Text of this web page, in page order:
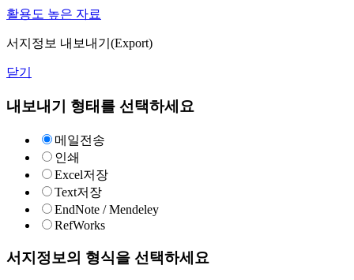
활용도 높은 자료
서지정보 내보내기(Export)
닫기
내보내기 형태를 선택하세요
메일전송
인쇄
Excel저장
Text저장
EndNote / Mendeley
RefWorks
서지정보의 형식을 선택하세요